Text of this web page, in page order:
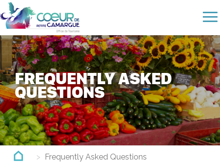
Skip
to
main
content
FREQUENTLY ASKED
QUESTIONS
Frequently Asked Questions